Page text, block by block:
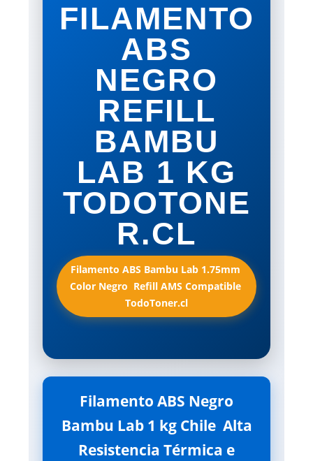
FILAMENTO
ABS
NEGRO
REFILL
BAMBU
LAB 1 KG
TODOTONE
R.CL
Filamento ABS Bambu Lab 1.75mm 
Color Negro  Refill AMS Compatible 
TodoToner.cl
Filamento ABS Negro
Bambu Lab 1 kg Chile  Alta
Resistencia Térmica e